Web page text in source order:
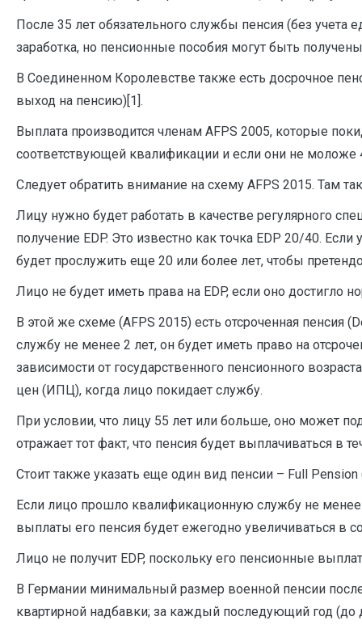
После 35 лет обязательного службы пенсия (без учета
заработка, но пенсионные пособия могут быть
В Соединенном Королевстве также есть досрочное
выход на пенсию)[1].
Выплата производится членам AFPS 2005, которые
соответствующей квалификации и если они не моложе
Следует обратить внимание на схему AFPS 2015. Там
Лицу нужно будет работать в качестве регулярного
получение EDP. Это известно как точка EDP 20/40.
будет прослужить еще 20 или более лет, чтобы
Лицо не будет иметь права на EDP, если оно достигло
В этой же схеме (AFPS 2015) есть отсроченная
службу не менее 2 лет, он будет иметь право на
зависимости от государственного пенсионного
цен (ИПЦ), когда лицо покидает службу.
При условии, что лицу 55 лет или больше, оно может
отражает тот факт, что пенсия будет выплачиваться в
Стоит также указать еще один вид пенсии – Full
Если лицо прошло квалификационную службу не
выплаты его пенсия будет ежегодно увеличиваться в
Лицо не получит EDP, поскольку его пенсионные
В Германии минимальный размер военной пенсии
квартирной надбавки; за каждый последующий год (до